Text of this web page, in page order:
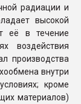
радиации и
высокой
её в течение
воздействия
производства
внутри
кроме
материалов)